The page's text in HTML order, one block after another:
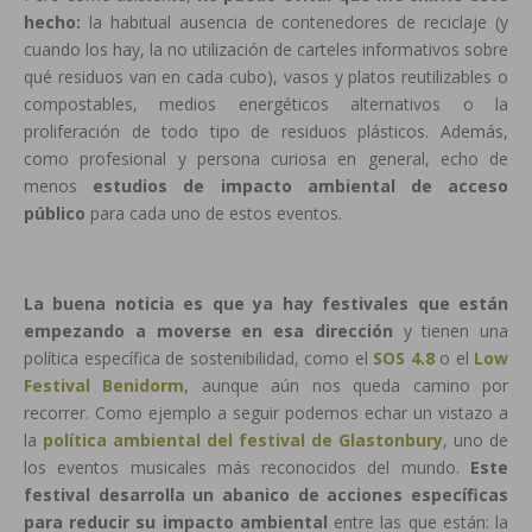
hecho: la habitual ausencia de contenedores de reciclaje (y
cuando los hay, la no utilización de carteles informativos sobre
qué residuos van en cada cubo), vasos y platos reutilizables o
compostables, medios energéticos alternativos o la
proliferación de todo tipo de residuos plásticos. Además,
como profesional y persona curiosa en general, echo de
menos estudios de impacto ambiental de acceso
público para cada uno de estos eventos.
La buena noticia es que ya hay festivales que están
empezando a moverse en esa dirección y tienen una
política específica de sostenibilidad, como el SOS 4.8o el Low
Festival Benidorm, aunque aún nos queda camino por
recorrer. Como ejemplo a seguir podemos echar un vistazo a
la política ambiental del festival de Glastonbury, uno de
los eventos musicales más reconocidos del mundo. Este
festival desarrolla un abanico de acciones específicas
para reducir su impacto ambiental entre las que están: la